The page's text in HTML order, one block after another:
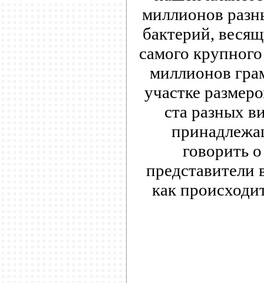
миллионов
бактерий,
самого
миллионов
участке
ста разных
говорить
как